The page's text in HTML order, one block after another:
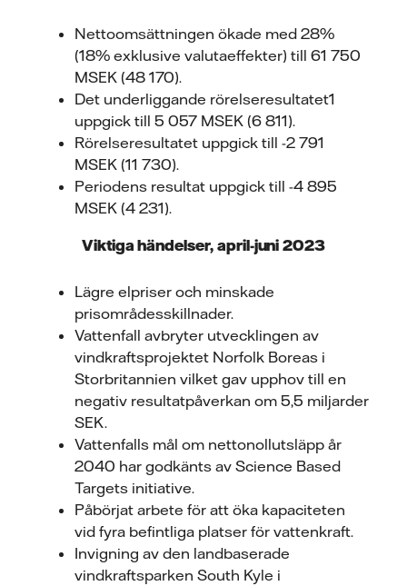
Nettoomsättningen ökade med 28%
(18% exklusive valutaeffekter) till 61 750
MSEK (48 170).
Det underliggande rörelseresultatet1
uppgick till 5 057 MSEK (6 811).
Rörelseresultatet uppgick till -2 791
MSEK (11 730).
Periodens resultat uppgick till -4 895
MSEK (4 231).
Viktiga händelser, april-juni 2023
Lägre elpriser och minskade
prisområdesskillnader.
Vattenfall avbryter utvecklingen av
vindkraftsprojektet Norfolk Boreas i
Storbritannien vilket gav upphov till en
negativ resultatpåverkan om 5,5 miljarder
SEK.
Vattenfalls mål om nettonollutsläpp år
2040 har godkänts av Science Based
Targets initiative.
Påbörjat arbete för att öka kapaciteten
vid fyra befintliga platser för vattenkraft.
Invigning av den landbaserade
vindkraftsparken South Kyle i